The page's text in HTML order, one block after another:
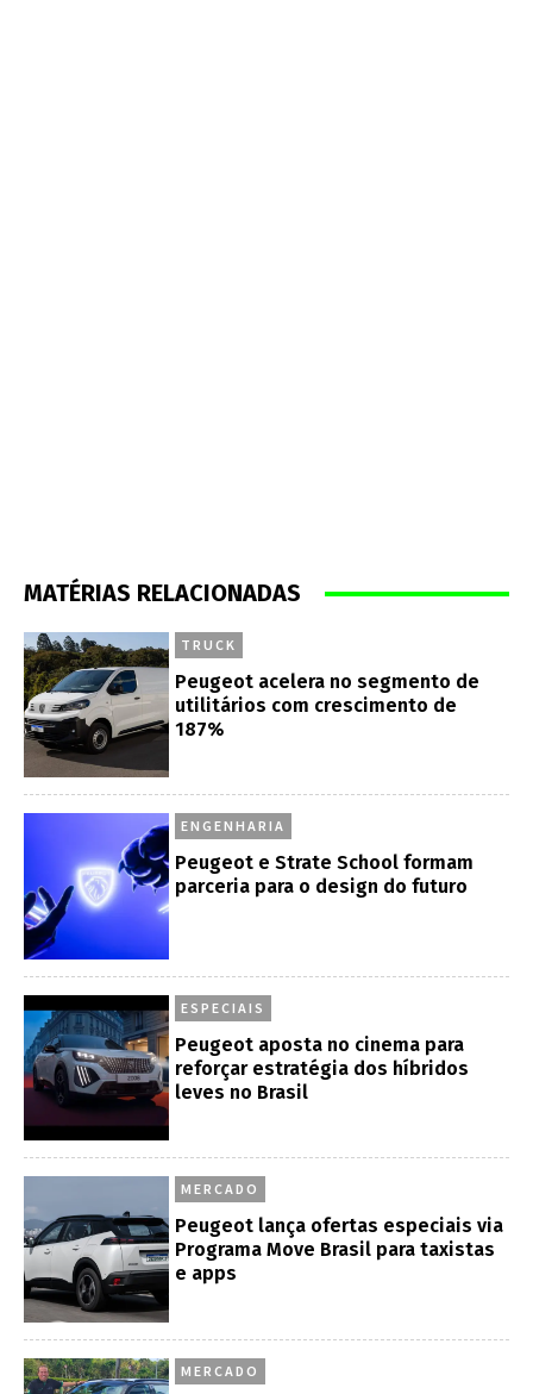
MATÉRIAS RELACIONADAS
TRUCK
Peugeot acelera no segmento de
utilitários com crescimento de
187%
ENGENHARIA
Peugeot e Strate School formam
parceria para o design do futuro
ESPECIAIS
Peugeot aposta no cinema para
reforçar estratégia dos híbridos
leves no Brasil
MERCADO
Peugeot lança ofertas especiais via
Programa Move Brasil para taxistas
e apps
MERCADO